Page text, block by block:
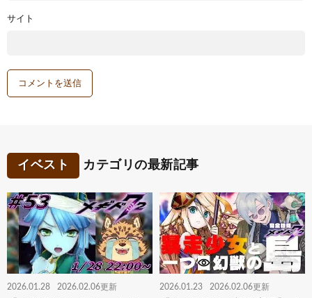
サイト
イベスト カテゴリの最新記事
2026.01.28 2026.02.06更新 2026.01.23 2026.02.06更新